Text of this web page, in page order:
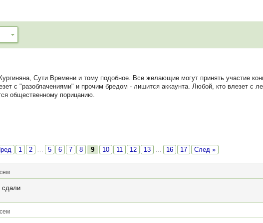
Сути Времени и тому подобное. Все желающие могут принять участие
с "разоблачениями" и прочим бредом - лишится аккаунта. Любой, кто влезет с
общественному порицанию.
1 2 … 5 6 7 8 9 10 11 12 13 … 16 17 След »
сдали